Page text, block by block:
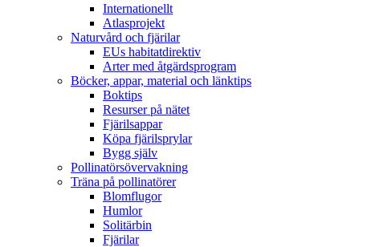
Internationellt
Atlasprojekt
Naturvård och fjärilar
EUs habitatdirektiv
Arter med åtgärdsprogram
Böcker, appar, material och länktips
Boktips
Resurser på nätet
Fjärilsappar
Köpa fjärilsprylar
Bygg själv
Pollinatörsövervakning
Träna på pollinatörer
Blomflugor
Humlor
Solitärbin
Fjärilar